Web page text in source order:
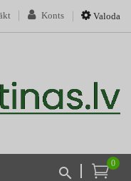
Valoda
Konts
0